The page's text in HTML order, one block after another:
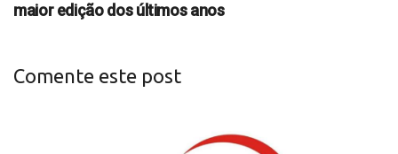
maior edição dos últimos anos
Comente este post